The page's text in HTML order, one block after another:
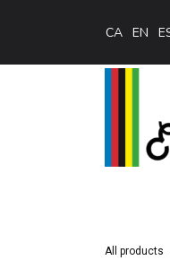
CA EN
All products